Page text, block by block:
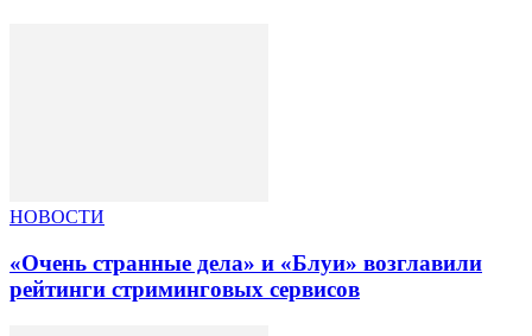
НОВОСТИ
«Очень странные дела» и «Блуи» возглавили
рейтинги стриминговых сервисов